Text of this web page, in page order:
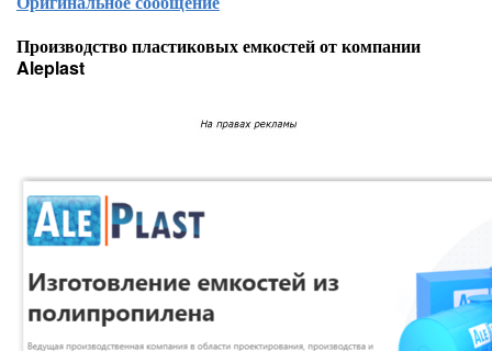
Производство пластиковых емкостей от компании
Aleplast